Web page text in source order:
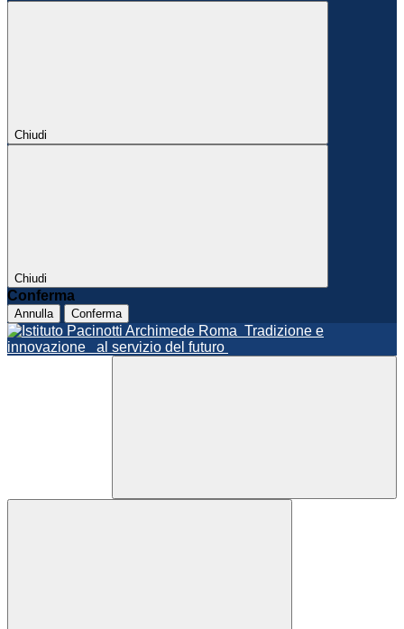
Chiudi
Chiudi
Conferma
Annulla Conferma
Roma Tradizione e
innovazione
al servizio del futuro